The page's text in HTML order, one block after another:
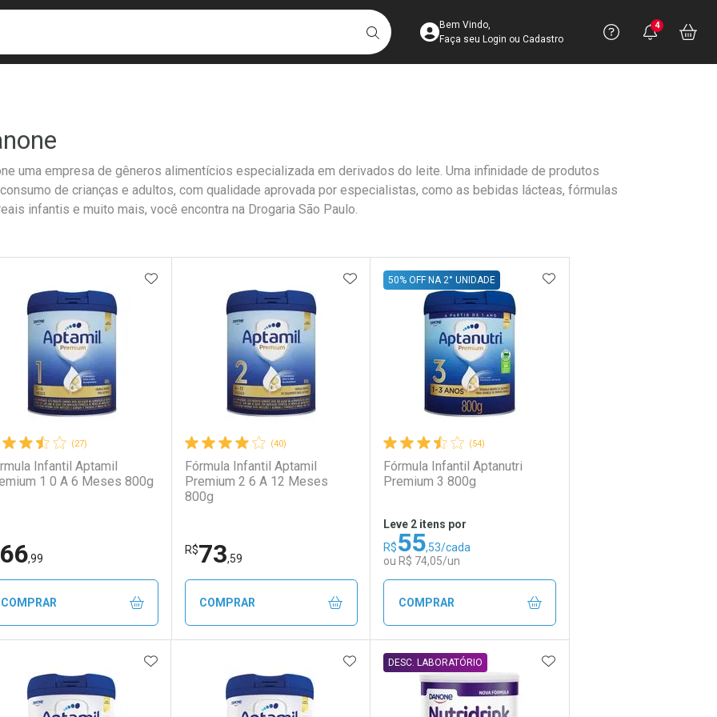
BUSCARAcesse sua Conta
Bem Vindo,
Faça seu Login ou Cadastro
Precisa
Ver Recursos
Você
4
uma empresa de gêneros alimentícios especializada em derivados do leite. Uma infinidade de produtos
de crianças e adultos, com qualidade aprovada por especialistas, como as bebidas lácteas, fórmulas
infantis e muito mais, você encontra na Drogaria São Paulo.
(27)
Infantil Aptamil
1 0 A 6 Meses 800g
66,99
ADICIONAR AOS FAVORITOS
COMPRAR
FECHAR
FECHAR
Menos
(40)
Fórmula Infantil Aptamil
Premium 2 6 A 12 Meses
800g
R$73,59
ADICIONAR AOS FAVORITOS
COMPRAR
FECHAR
Laboratório
FECHAR
Por Menos
(54)
Fórmula Infantil Aptanutri
Premium 3 800g
50% OFF NA 2° UNIDADE
Leve 2 itens por
R$55,53/cada
ou R$ 74,05/un
ADICIONAR AOS
COMPRAR
FECHAR
Laboratório
FECHAR
Por Menos
ADICIONAR AOS FAVORITOS ADICIONAR AOS FAVORITOS
DESC. LABORATÓRIO ADICIONAR AOS